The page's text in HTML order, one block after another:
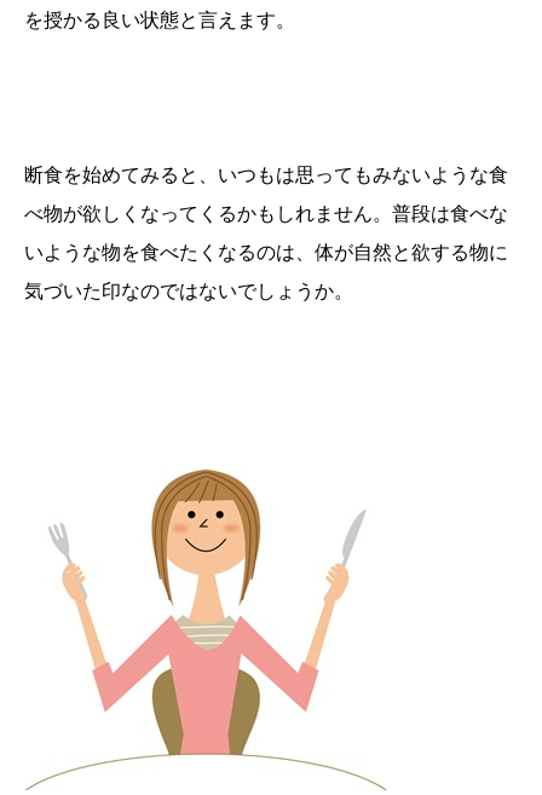
を授かる良い状態と言えます。
断食を始めてみると、いつもは思ってもみないような食
べ物が欲しくなってくるかもしれません。普段は食べな
いような物を食べたくなるのは、体が自然と欲する物に
気づいた印なのではないでしょうか。